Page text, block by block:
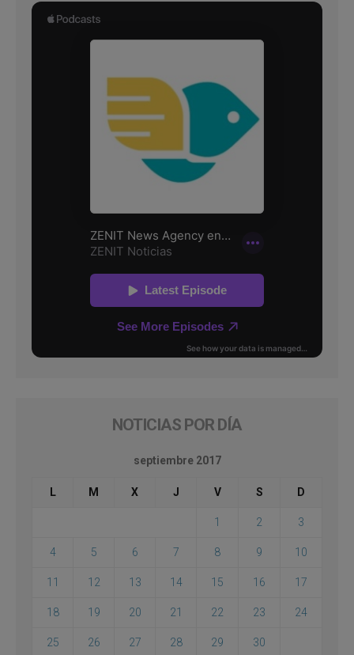
NOTICIAS POR DÍA
septiembre 2017
L M X J V S D
1 2 3
4 5 6 7 8 9 10
11 12 13 14 15 16 17
18 19 20 21 22 23 24
25 26 27 28 29 30